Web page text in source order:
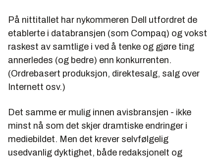
På nittitallet har nykommeren Dell utfordret de
etablerte i databransjen (som Compaq) og vokst
raskest av samtlige i ved å tenke og gjøre ting
annerledes (og bedre) enn konkurrenten.
(Ordrebasert produksjon, direktesalg, salg over
Internett osv.)
Det samme er mulig innen avisbransjen - ikke
minst nå som det skjer dramtiske endringer i
mediebildet. Men det krever selvfølgelig
usedvanlig dyktighet, både redaksjonelt og